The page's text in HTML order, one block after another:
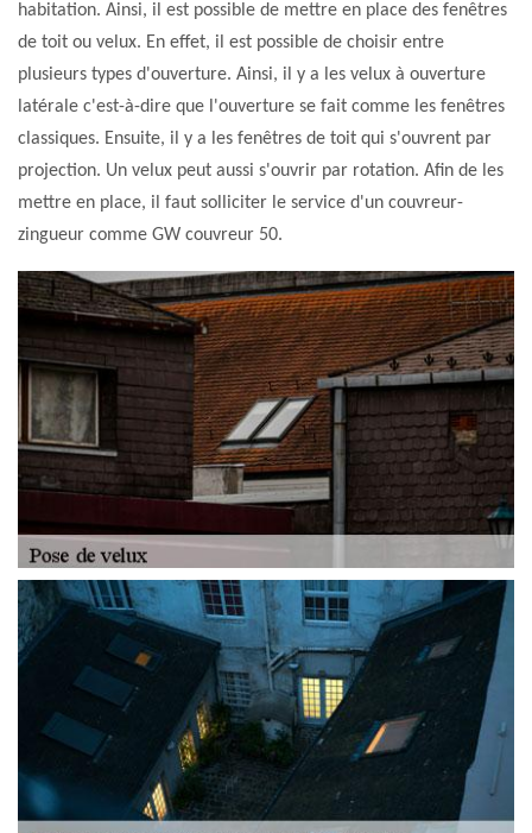
habitation. Ainsi, il est possible de mettre en place des fenêtres
de toit ou velux. En effet, il est possible de choisir entre
plusieurs types d'ouverture. Ainsi, il y a les velux à ouverture
latérale c'est-à-dire que l'ouverture se fait comme les fenêtres
classiques. Ensuite, il y a les fenêtres de toit qui s'ouvrent par
projection. Un velux peut aussi s'ouvrir par rotation. Afin de les
mettre en place, il faut solliciter le service d'un couvreur-
zingueur comme GW couvreur 50.